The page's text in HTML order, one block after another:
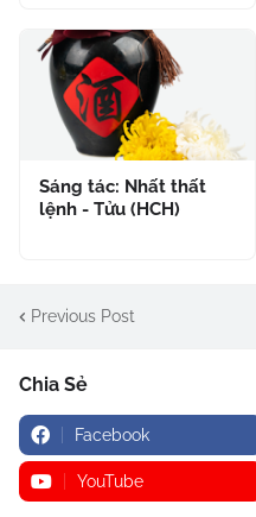
Sáng tác: Nhất thất
lệnh - Tửu (HCH)
Previous Post
Chia Sẻ
Facebook
YouTube